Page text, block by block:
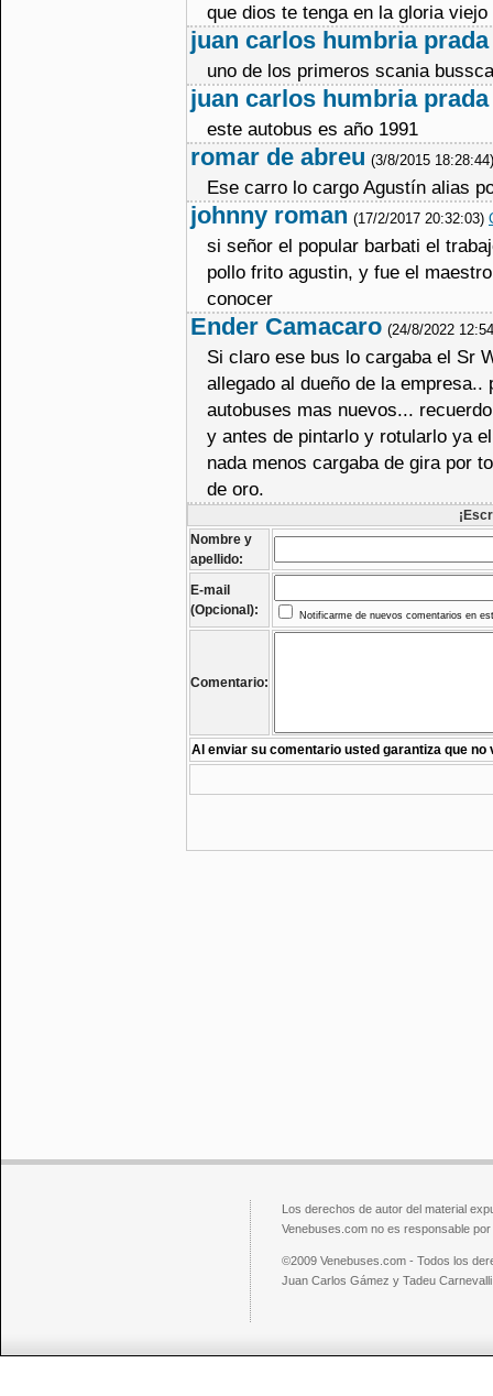
que dios te tenga en la gloria
juan carlos humbria prada
uno de los primeros scania
juan carlos humbria prada
este autobus es año 1991
romar de abreu (3/8/2015
Ese carro lo cargo Agustín alias
johnny roman (17/2/2017 20:32:03)
si señor el popular barbati el
pollo frito agustin, y fue el
conocer
Ender Camacaro (24/8/2022
Si claro ese bus lo cargaba el Sr
allegado al dueño de la
autobuses mas nuevos...
y antes de pintarlo y rotularlo ya
nada menos cargaba de gira por
de oro.
Nombre y
apellido:
E-mail
(Opcional):
Notificarme de nuevos comentarios en
Comentario:
Al enviar su comentario usted garantiza que no
Los derechos de autor del material
Venebuses.com no es responsable
©2009 Venebuses.com - Todos los
Juan Carlos Gámez y Tadeu Carnevalli